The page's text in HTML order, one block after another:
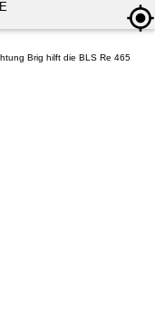
Brig hilft die BLS Re 465